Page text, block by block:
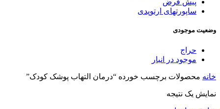
پیش فرض
ساپورتهای ارتوپدی
وضعیت موجودی
حراج
موجود در انبار
خانه محصولات برچسب خورده “درمان التهاب پوشک کودک”
نمایش یک نتیجه